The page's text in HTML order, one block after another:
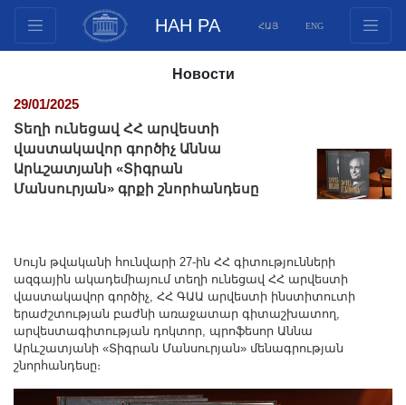
НАН РА ՀԱՅ ENG
Инновационные предложения
Публикации
Фонды
Международное сотрудничество
Молодежные программы
Фотогалерея
Видеогалерея
Веб ресурсы
Новости
29/01/2025
Տեղի ունեցավ ՀՀ արվեստի
վաստակավոր գործիչ Աննա
Արևշատյանի «Տիգրան
Մանսուրյան» գրքի շնորհանդեսը
Սույն թվականի հունվարի 27-ին ՀՀ գիտությունների
ազգային ակադեմիայում տեղի ունեցավ ՀՀ արվեստի
վաստակավոր գործիչ, ՀՀ ԳԱԱ արվեստի ինստիտուտի
երաժշտության բաժնի առաջատար գիտաշխատող,
արվեստագիտության դոկտոր, պրոֆեսոր Աննա
Արևշատյանի «Տիգրան Մանսուրյան» մենագրության
շնորհանդեսը։